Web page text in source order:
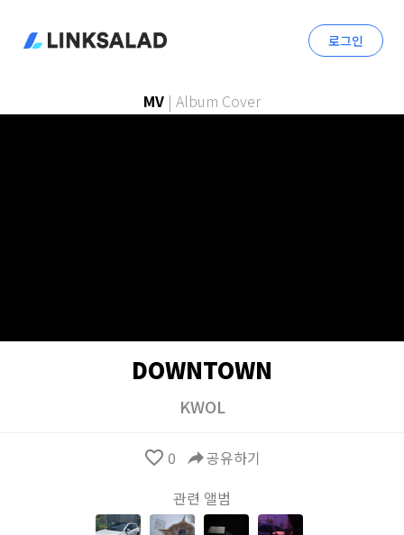
로그인
MV | Album Cover
DOWNTOWN
KWOL
favorite_border 0 reply공유하기
관련 앨범